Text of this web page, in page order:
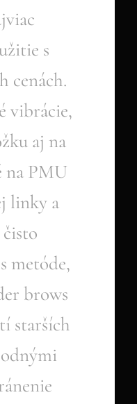
s
cenách.
vibrácie,
aj na
na PMU
linky a
metóde,
brows
starších